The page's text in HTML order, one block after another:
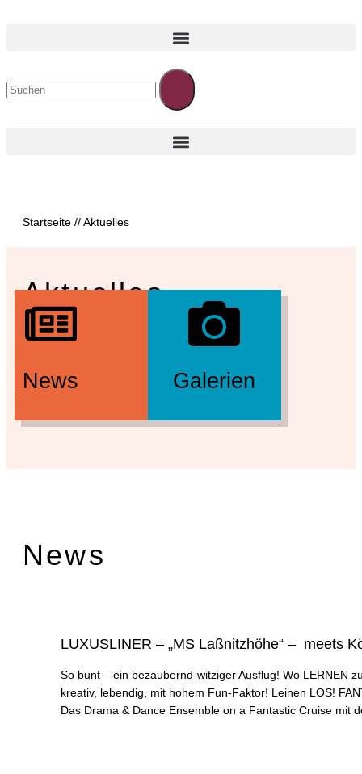
Startseite //Aktuelles
Aktuelles
News Galerien
News
LUXUSLINER – „MS Laßnitzhöhe“ – meets
So bunt – ein bezaubernd-witziger Ausflug! Wo LERNEN
kreativ, lebendig, mit hohem Fun-Faktor! Leinen LOS!
Das Drama & Dance Ensemble on a Fantastic Cruise